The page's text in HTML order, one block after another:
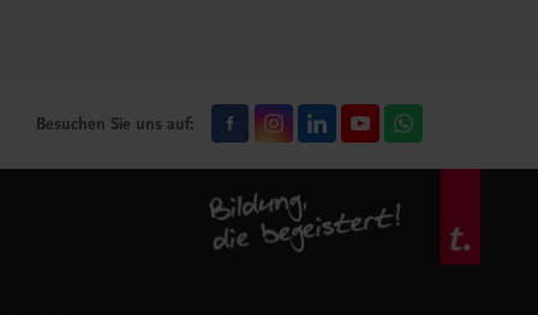
Besuchen Sie uns auf: